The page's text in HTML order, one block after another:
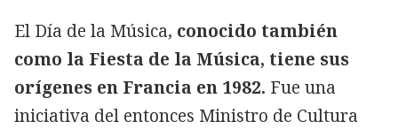
El Día de la Música, conocido también
como la Fiesta de la Música, tiene sus
orígenes en Francia en 1982. Fue una
iniciativa del entonces Ministro de Cultura